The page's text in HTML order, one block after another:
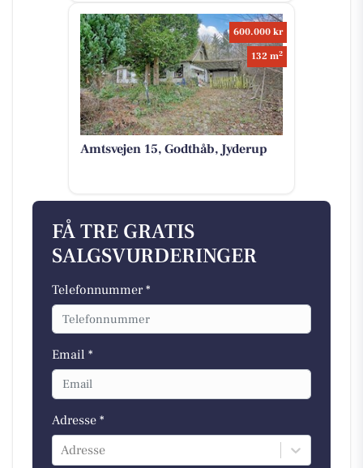
600.000 kr
132 m2
Amtsvejen 15, Godthåb, Jyderup
FÅ TRE GRATIS
SALGSVURDERINGER
Telefonnummer *
Email *
Adresse *
Adresse